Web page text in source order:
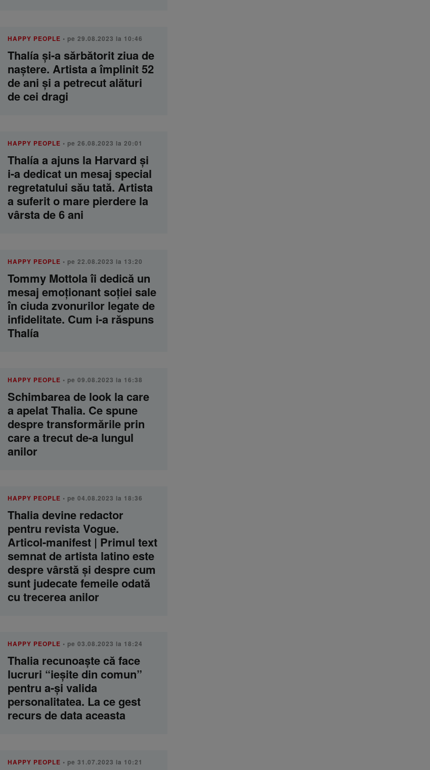
HAPPY PEOPLE • pe 29.08.2023 la 10:46
Thalía și-a sărbătorit ziua de
naștere. Artista a împlinit 52
de ani și a petrecut alături
de cei dragi
HAPPY PEOPLE • pe 26.08.2023 la 20:01
Thalía a ajuns la Harvard și
i-a dedicat un mesaj special
regretatului său tată. Artista
a suferit o mare pierdere la
vârsta de 6 ani
HAPPY PEOPLE • pe 22.08.2023 la 13:20
Tommy Mottola îi dedică un
mesaj emoționant soției sale
în ciuda zvonurilor legate de
infidelitate. Cum i-a răspuns
Thalía
HAPPY PEOPLE • pe 09.08.2023 la 16:38
Schimbarea de look la care
a apelat Thalia. Ce spune
despre transformările prin
care a trecut de-a lungul
anilor
HAPPY PEOPLE • pe 04.08.2023 la 18:36
Thalia devine redactor
pentru revista Vogue.
Articol-manifest | Primul text
semnat de artista latino este
despre vârstă și despre cum
sunt judecate femeile odată
cu trecerea anilor
HAPPY PEOPLE • pe 03.08.2023 la 18:24
Thalia recunoaște că face
lucruri “ieșite din comun”
pentru a-și valida
personalitatea. La ce gest
recurs de data aceasta
HAPPY PEOPLE • pe 31.07.2023 la 10:21